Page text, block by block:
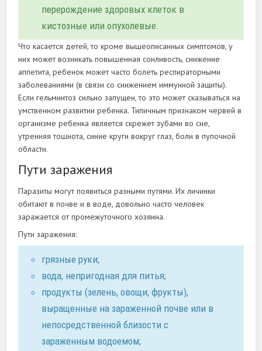
перерождение здоровых клеток в
кистозные или опухолевые.
Что касается детей, то кроме вышеописанных симптомов, у
них может возникать повышенная сонливость, снижение
аппетита, ребенок может часто болеть респираторными
заболеваниями (в связи со снижением иммунной защиты).
Если гельминтоз сильно запущен, то это может сказываться на
умственном развитии ребенка. Типичным признаком червей в
организме ребенка является скрежет зубами во сне,
утренняя тошнота, синие круги вокруг глаз, боли в пупочной
области.
Пути заражения
Паразиты могут появиться разными путями. Их личинки
обитают в почве и в воде, довольно часто человек
заражается от промежуточного хозяина.
Пути заражения:
грязные руки;
вода, непригодная для питья;
продукты (зелень, овощи, фрукты),
выращенные на зараженной почве или в
непосредственной близости с
зараженным водоемом;